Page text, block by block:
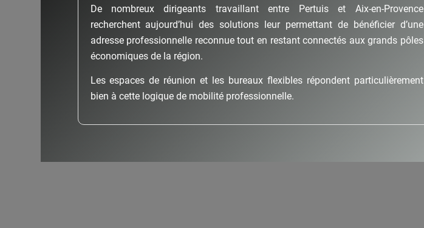
De nombreux dirigeants travaillant entre Pertuis et Aix-en-Provence
recherchent aujourd’hui des solutions leur permettant de bénéficier d’une
adresse professionnelle reconnue tout en restant connectés aux grands pôles
économiques de la région.
Les espaces de réunion et les bureaux flexibles répondent particulièrement
bien à cette logique de mobilité professionnelle.